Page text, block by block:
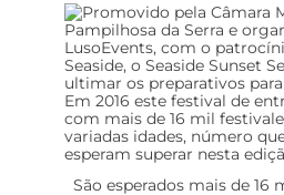
São esperados mais de 16